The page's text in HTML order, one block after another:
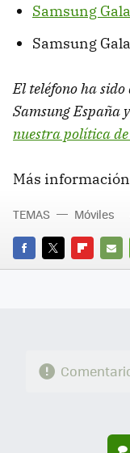
Samsung
Samsung
El teléfono ha
Samsung España
nuestra política
Más
FACEBOOK
TWITTERFLIPBOARD
E-
TEMAS Móviles